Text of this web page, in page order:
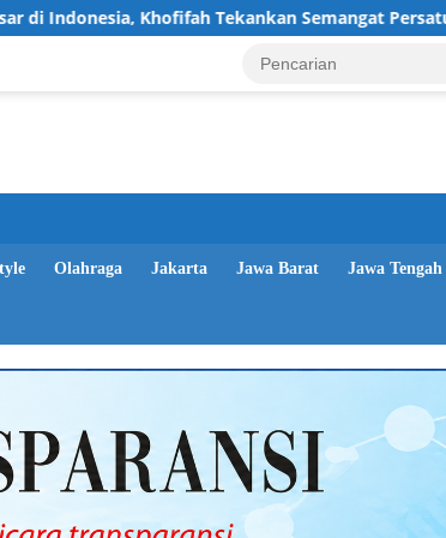
Tekankan Semangat Persatuan di Jamnas XII
Olahraga Jakarta Jawa Barat Jawa Tengah